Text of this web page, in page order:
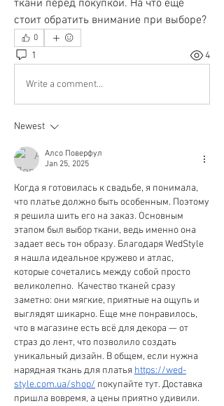
ткани перед покупкой. На что еще
стоит обратить внимание при выборе?
0
1 4
Write a comment...
Newest
Алсо Поверфул
Jan 25, 2025
Когда я готовилась к свадьбе, я понимала,
что платье должно быть особенным. Поэтому
я решила шить его на заказ. Основным
этапом был выбор ткани, ведь именно она
задает весь тон образу. Благодаря WedStyle
я нашла идеальное кружево и атлас,
которые сочетались между собой просто
великолепно.  Качество тканей сразу
заметно: они мягкие, приятные на ощупь и
выглядят шикарно. Еще мне понравилось,
что в магазине есть всё для декора — от
страз до лент, что позволило создать
уникальный дизайн. В общем, если нужна
нарядная ткань для платья https://wed-
style.com.ua/shop/ покупайте тут. Доставка
пришла вовремя, а цены приятно удивили.